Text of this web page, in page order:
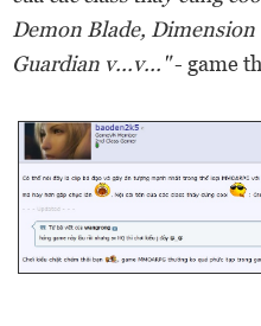
Demon Blade,
Guardian v...v..."- game